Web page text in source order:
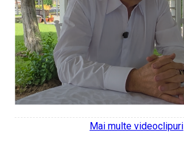
Mai multe videoclipuri